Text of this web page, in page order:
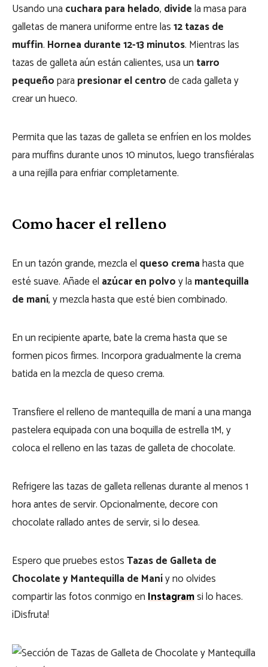
Usando una cuchara para helado, dividela masa para
galletas de manera uniforme entre las12 tazas de
muffin. Hornea durante 12-13 minutos. Mientras las
tazas de galleta aún están calientes, usa un tarro
pequeñopara presionar el centrode cada galleta y
crear un hueco.
Permita que las tazas de galleta se enfríen en los moldes
para muffins durante unos 10 minutos, luego transfiéralas
a una rejilla para enfriar completamente.
Como hacer el relleno
En un tazón grande, mezcla el queso cremahasta que
esté suave. Añade el azúcar en polvoy la mantequilla
de maní, y mezcla hasta que esté bien combinado.
En un recipiente aparte, bate la crema hasta que se
formen picos firmes. Incorpora gradualmente la crema
batida en la mezcla de queso crema.
Transfiere el relleno de mantequilla de maní a una manga
pastelera equipada con una boquilla de estrella 1M, y
coloca el relleno en las tazas de galleta de chocolate.
Refrigere las tazas de galleta rellenas durante al menos 1
hora antes de servir. Opcionalmente, decore con
chocolate rallado antes de servir, si lo desea.
Espero que pruebes estosTazas de Galleta de
Chocolate y Mantequilla de Maníy no olvides
compartir las fotos conmigo enInstagramsi lo haces.
¡Disfruta!